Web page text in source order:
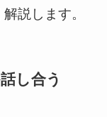
説します。
し合う